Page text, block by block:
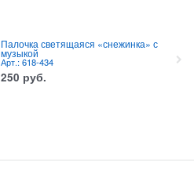
Палочка светящаяся «снежинка» с
музыкой
Арт.: 618-434
250 руб.